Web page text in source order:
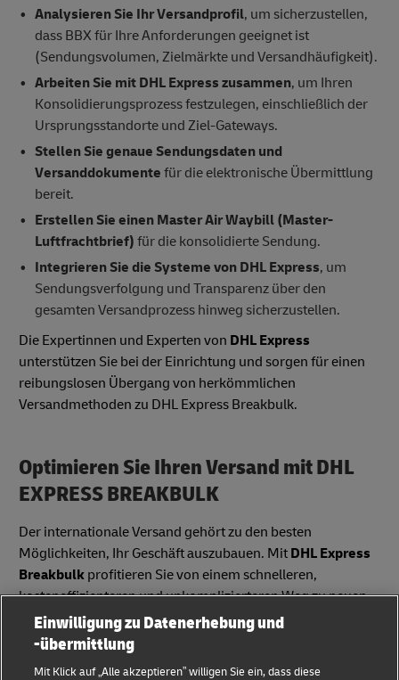
Analysieren Sie Ihr Versandprofil, um sicherzustellen,
dass BBX für Ihre Anforderungen geeignet ist
(Sendungsvolumen, Zielmärkte und Versandhäufigkeit).
Arbeiten Sie mit DHL Express zusammen, um Ihren
Konsolidierungsprozess festzulegen, einschließlich der
Ursprungsstandorte und Ziel-Gateways.
Stellen Sie genaue Sendungsdaten und
Versanddokumente für die elektronische Übermittlung
bereit.
Erstellen Sie einen Master Air Waybill (Master-
Luftfrachtbrief) für die konsolidierte Sendung.
Integrieren Sie die Systeme von DHL Express, um
Sendungsverfolgung und Transparenz über den
gesamten Versandprozess hinweg sicherzustellen.
Die Expertinnen und Experten von DHL Express
unterstützen Sie bei der Einrichtung und sorgen für einen
reibungslosen Übergang von herkömmlichen
Versandmethoden zu DHL Express Breakbulk.
Optimieren Sie Ihren Versand mit DHL
EXPRESS BREAKBULK
Der internationale Versand gehört zu den besten
Möglichkeiten, Ihr Geschäft auszubauen. Mit DHL Express
Breakbulk profitieren Sie von einem schnelleren,
kosteneffizienteren und unkomplizierteren Weg zu neuen
Kundinnen und Kunden weltweit.
Eröffnen Sie jetzt ein DHL Express
Geschäftskundenkonto und starten Sie mit DHL Express
Einwilligung zu Datenerhebung und
-übermittlung
Mit Klick auf „Alle akzeptieren” willigen Sie ein, dass diese